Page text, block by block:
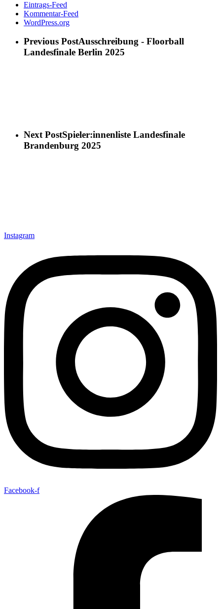
Eintrags-Feed
Kommentar-Feed
WordPress.org
Previous PostAusschreibung - Floorball
Landesfinale Berlin 2025
Next PostSpieler:innenliste Landesfinale
Brandenburg 2025
Instagram
Facebook-f